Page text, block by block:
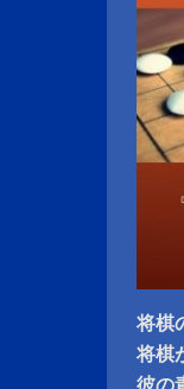
将棋
将棋
彼の